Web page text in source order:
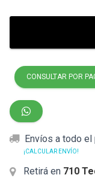
CONSULTAR POR
Envíos a todo el
¡CALCULAR ENVÍO!
Retirá en 710